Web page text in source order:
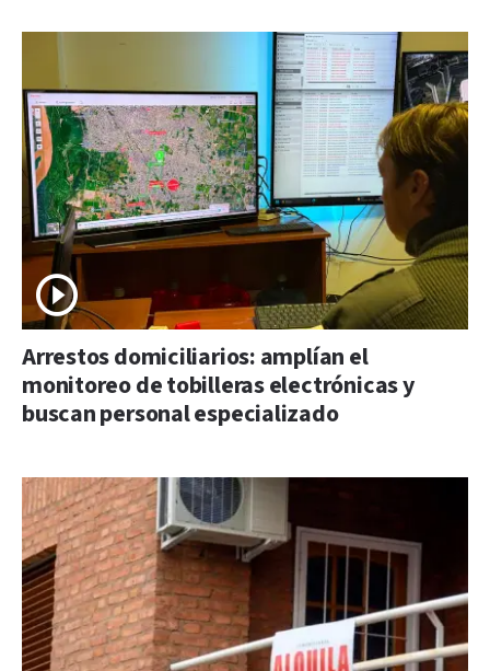
Arrestos domiciliarios: amplían el
monitoreo de tobilleras electrónicas y
buscan personal especializado